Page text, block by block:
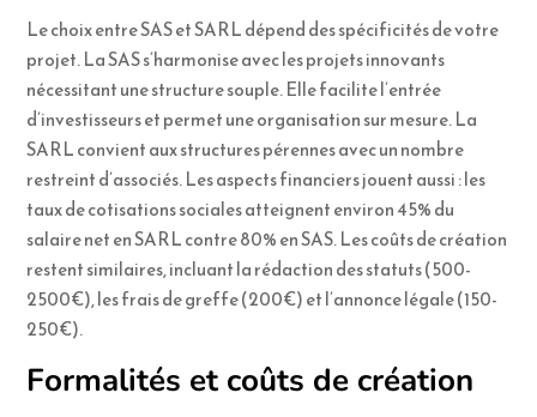
Le choix entre SAS et SARL dépend des spécificités de votre
projet. La SAS s’harmonise avec les projets innovants
nécessitant une structure souple. Elle facilite l’entrée
d’investisseurs et permet une organisation sur mesure. La
SARL convient aux structures pérennes avec un nombre
restreint d’associés. Les aspects financiers jouent aussi : les
taux de cotisations sociales atteignent environ 45% du
salaire net en SARL contre 80% en SAS. Les coûts de création
restent similaires, incluant la rédaction des statuts (500-
2500€), les frais de greffe (200€) et l’annonce légale (150-
250€).
Formalités et coûts de création